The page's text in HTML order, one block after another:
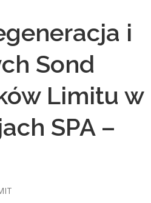
i
Sond
Limitu w
SPA –